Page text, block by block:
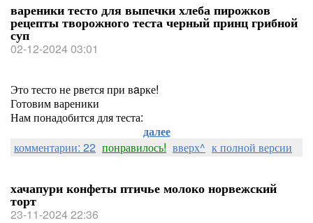
вареники тесто для выпечки хлеба пирожков
рецепты творожного теста черный принц грибной
суп
02-12-2024 03:01
Это тесто не рвется при вaрке!
Готовим вареники
Нам понадобится для теста:
далее
комментарии: 22 понравилось! вверх^ к полной версии
хачапури конфеты птичье молоко норвежский
торт
23-11-2024 22:36